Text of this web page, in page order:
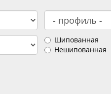
Шипованная
Нешипованная